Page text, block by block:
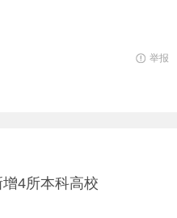
举报
4所本科高校